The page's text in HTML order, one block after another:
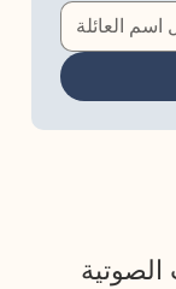
الصوتية